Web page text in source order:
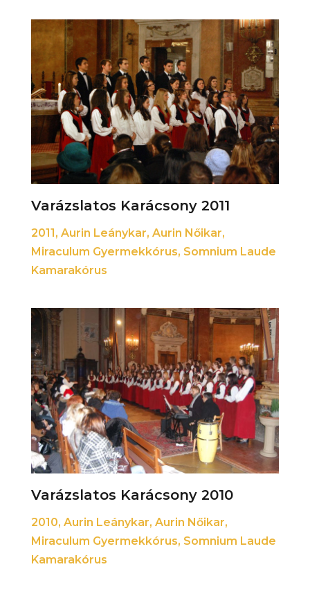
Varázslatos Karácsony 2011
2011, Aurin Leánykar, Aurin Nőikar,
Miraculum Gyermekkórus, Somnium Laude
Kamarakórus
Varázslatos Karácsony 2010
2010, Aurin Leánykar, Aurin Nőikar,
Miraculum Gyermekkórus, Somnium Laude
Kamarakórus